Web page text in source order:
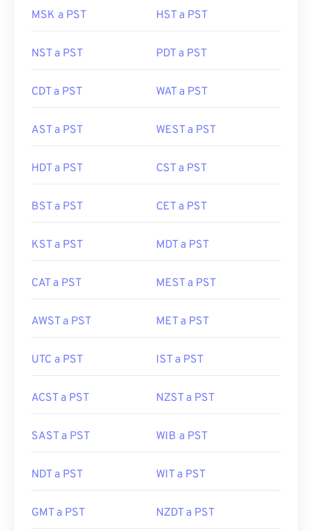
MSK a PST HST a PST
NST a PST PDT a PST
CDT a PST WAT a PST
AST a PST WEST a PST
HDT a PST CST a PST
BST a PST CET a PST
KST a PST MDT a PST
CAT a PST MEST a PST
AWST a PST MET a PST
UTC a PST IST a PST
ACST a PST NZST a PST
SAST a PST WIB a PST
NDT a PST WIT a PST
GMT a PST NZDT a PST